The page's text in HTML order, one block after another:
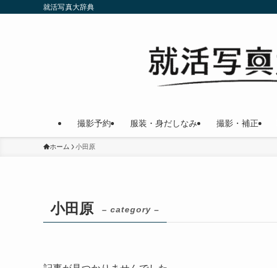
就活写真大辞典
撮影予約 服装・身だしなみ 撮影・補正
ホーム 小田原
小田原 – category –